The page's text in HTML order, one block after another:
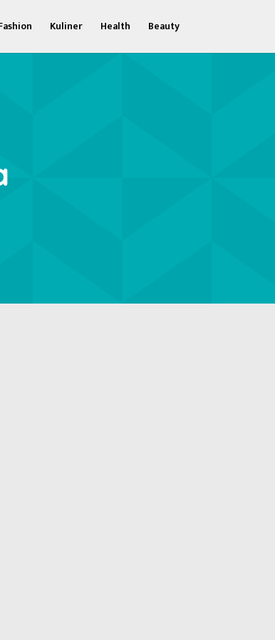
Kuliner Health Beauty